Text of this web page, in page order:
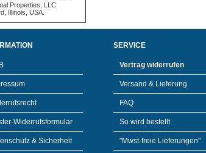
Properties, LLC
Illinois, USA.
Widerrufsformular
& Sicherheit
SERVICE
Vertrag widerrufen
Versand & Lieferung
FAQ
So wird bestellt
"Mwst-freie Lieferungen"